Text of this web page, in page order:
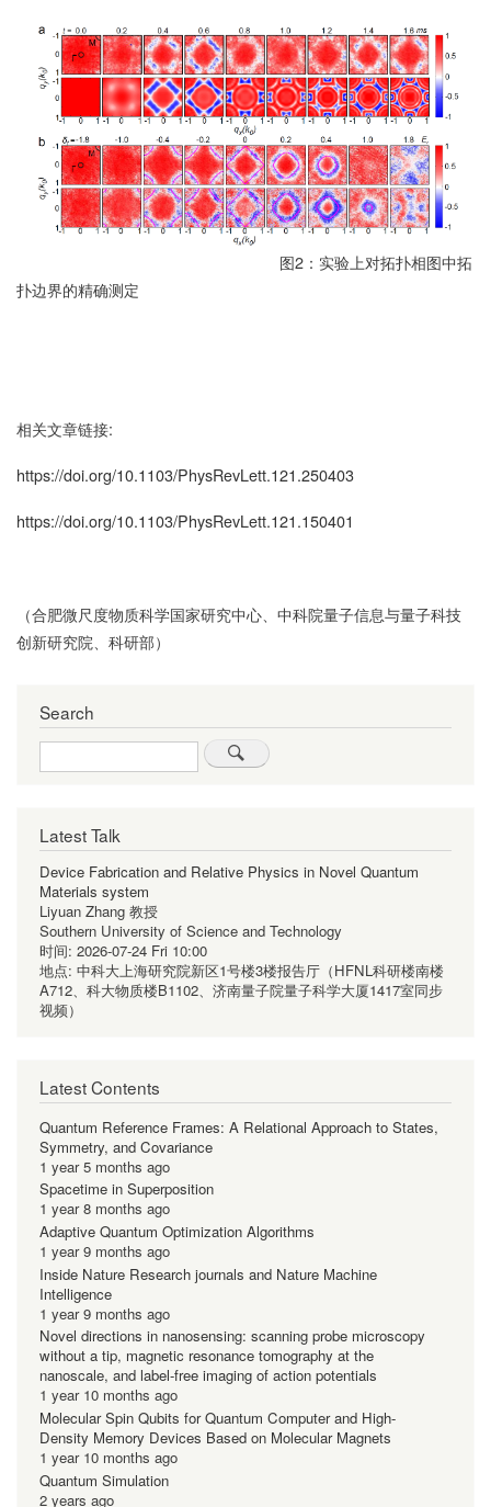
图2：实验上对拓扑相图中拓
扑边界的精确测定
相关文章链接:
https://doi.org/10.1103/PhysRevLett.121.250403
https://doi.org/10.1103/PhysRevLett.121.150401
（合肥微尺度物质科学国家研究中心、中科院量子信息与量子科技
创新研究院、科研部）
Search
Search
Latest Talk
Device Fabrication and Relative Physics in Novel Quantum
Materials system
Liyuan Zhang 教授
Southern University of Science and Technology
时间: 2026-07-24 Fri 10:00
地点: 中科大上海研究院新区1号楼3楼报告厅（HFNL科研楼南楼
A712、科大物质楼B1102、济南量子院量子科学大厦1417室同步
视频）
Latest Contents
Quantum Reference Frames: A Relational Approach to States,
Symmetry, and Covariance
1 year 5 months ago
Spacetime in Superposition
1 year 8 months ago
Adaptive Quantum Optimization Algorithms
1 year 9 months ago
Inside Nature Research journals and Nature Machine
Intelligence
1 year 9 months ago
Novel directions in nanosensing: scanning probe microscopy
without a tip, magnetic resonance tomography at the
nanoscale, and label-free imaging of action potentials
1 year 10 months ago
Molecular Spin Qubits for Quantum Computer and High-
Density Memory Devices Based on Molecular Magnets
1 year 10 months ago
Quantum Simulation
2 years ago